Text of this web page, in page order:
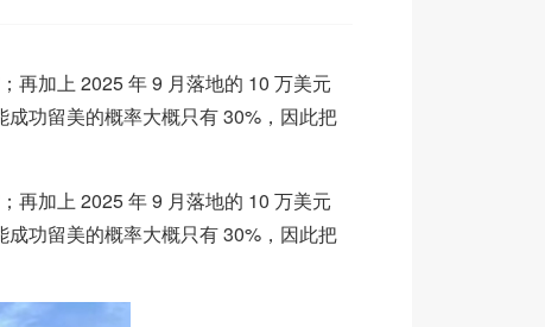
再加上 2025 年 9 月落地的 10 万美元
功留美的概率大概只有 30%，因此把
再加上 2025 年 9 月落地的 10 万美元
功留美的概率大概只有 30%，因此把